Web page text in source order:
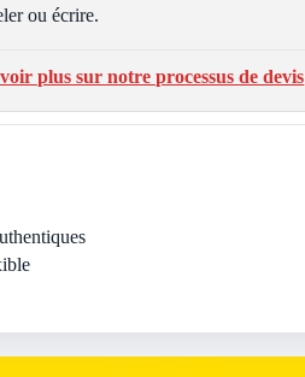
ou écrire.
plus sur notre processus de devis